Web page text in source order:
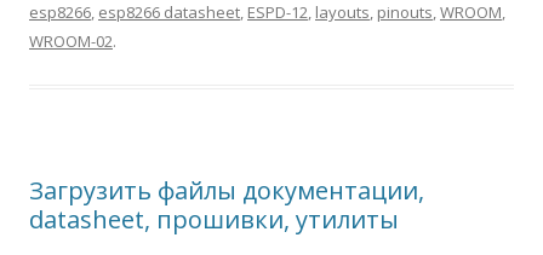
esp8266, esp8266 datasheet, ESPD-12, layouts, pinouts,WROOM,
WROOM-02.
Загрузить файлы документации,
datasheet, прошивки, утилиты